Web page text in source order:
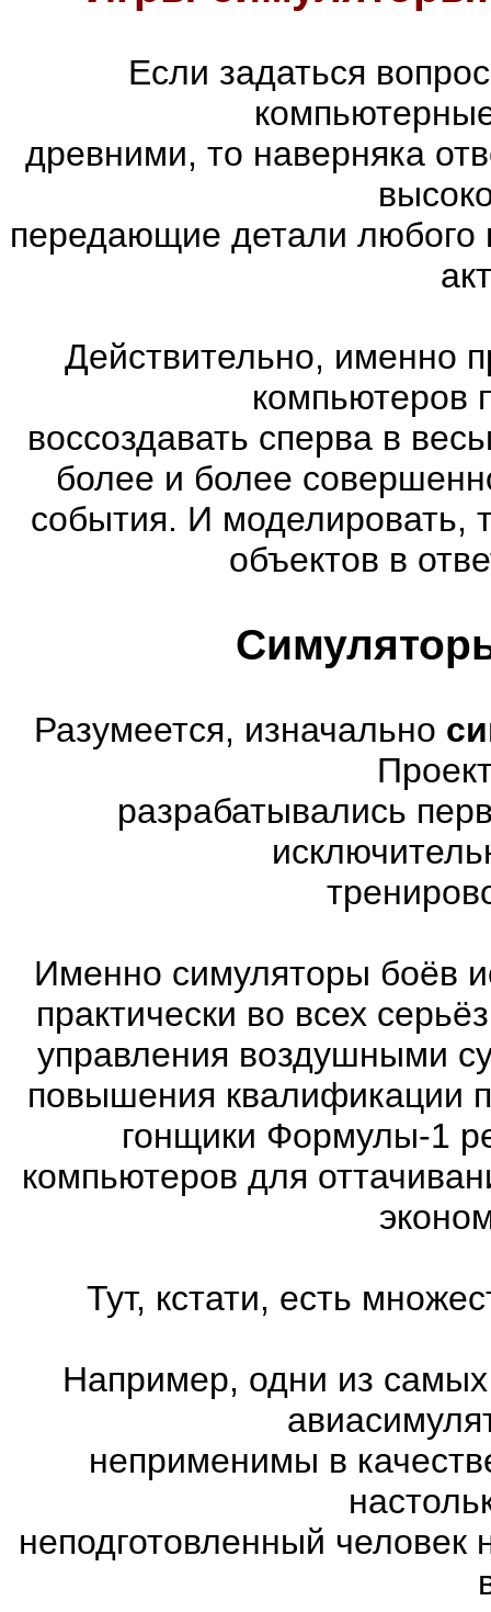
Если задаться
древними, то наверняка
передающие детали любого
Действительно, именно
компьютеров
воссоздавать сперва в
более и более
события. И моделировать,
объектов в
Разумеется, изначально
разрабатывались
Именно симуляторы боёв
практически во всех
управления воздушными
повышения квалификации
гонщики Формулы-1
компьютеров для
Тут, кстати, есть
Например, одни из
неприменимы в
неподготовленный